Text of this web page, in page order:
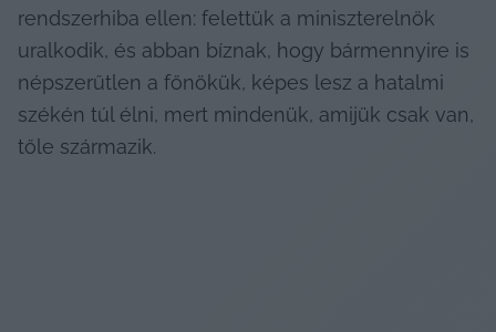
rendszerhiba ellen: felettük a miniszterelnök
uralkodik, és abban bíznak, hogy bármennyire is
népszerűtlen a főnökük, képes lesz a hatalmi
székén túl élni, mert mindenük, amijük csak van,
tőle származik.